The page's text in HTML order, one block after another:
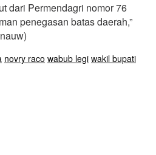
dari Permendagri nomor 76
penegasan batas daerah,”
novry raco wabub legi wakil bupati